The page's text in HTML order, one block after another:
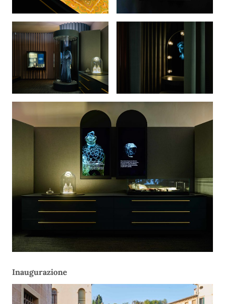
Inaugurazione